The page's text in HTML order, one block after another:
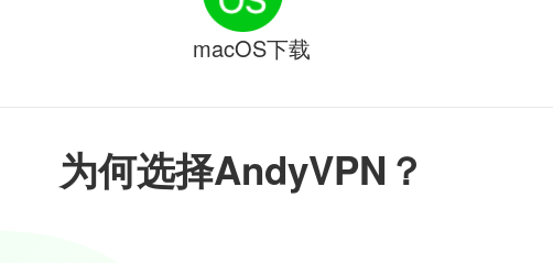
为何选择AndyVPN？
macOS下载